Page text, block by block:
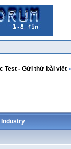
Test - Gửi thử bài viết
Industry